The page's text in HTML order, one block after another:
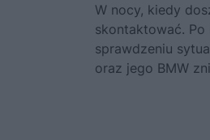
W nocy, kiedy
skontaktować. Po
sprawdzeniu
oraz jego BMW